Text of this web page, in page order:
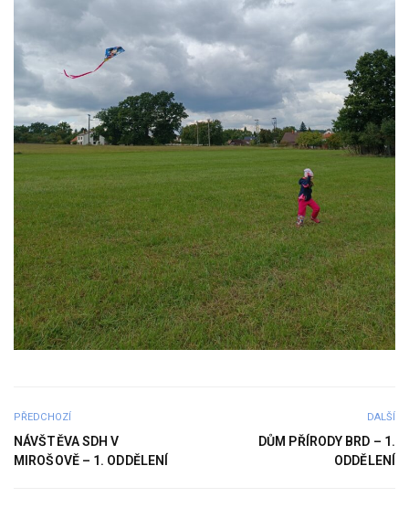
PŘEDCHOZÍ
NÁVŠTĚVA SDH V
MIROŠOVĚ – 1. ODDĚLENÍ
DALŠÍ
DŮM PŘÍRODY BRD – 1.
ODDĚLENÍ